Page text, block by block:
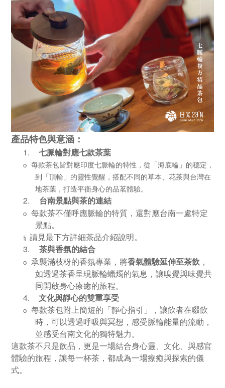
產品特色與意涵：
1. 七脈輪對應七款茶葉
o 每款茶包皆對應印度七脈輪的特性，從「海底輪」的穩定，
到「頂輪」的靈性覺醒，搭配不同的草本、花茶與台灣在
地茶葉，打造平衡身心的品茗體驗。
2. 台南景點與茶的連結
o 每款茶不僅呼應脈輪的特質，還對應台南一處特定
景點。
§ 請見最下方詳細茶品介紹說明。
3.
茶與香氛的結合
o 承襲滿枝枒的香氛專業，將香氣體驗延伸至茶飲 ，
如透過茶香呈現脈輪蠟燭的氣息，讓嗅覺與味覺共
同開啟身心療癒的旅程。
4.
文化與靜心的雙重享受
o 每款茶包附上簡短的「靜心指引」，讓飲者在啜飲
時，可以透過呼吸與冥想，感受脈輪能量的流動，
並感受台南文化的獨特魅力。
這款茶不只是飲品，更是一場結合身心靈、文化、與感官
體驗的旅程，讓每一杯茶，都成為一場療癒與探索的儀
式。